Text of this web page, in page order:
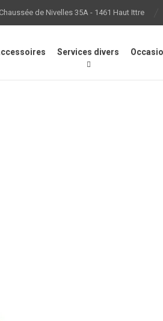
Chaussée de Nivelles 35A - 1461 Haut Ittre
Services divers